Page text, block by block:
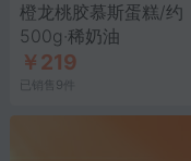
橙龙桃胶慕斯蛋糕/约
500g·稀奶油
￥219
已销售9件